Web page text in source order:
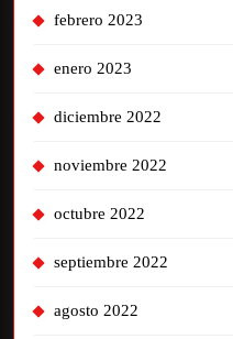
febrero 2023
enero 2023
diciembre 2022
noviembre 2022
octubre 2022
septiembre 2022
agosto 2022